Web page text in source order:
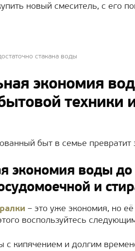
новый смеситель, с его
стакана воды
экономия
техники и
быт в семье
экономия воды до
и
– это уже экономия, но
воспользуйтесь
с кипячением и долгим